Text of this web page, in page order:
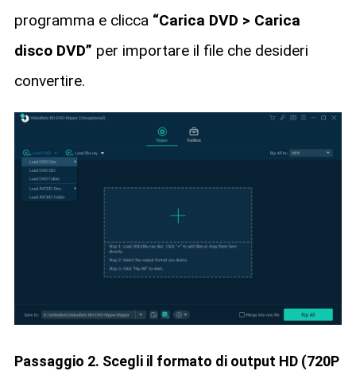
programma e clicca “Carica DVD > Carica
disco DVD” per importare il file che desideri
convertire.
Passaggio 2. Scegli il formato di output HD (720P